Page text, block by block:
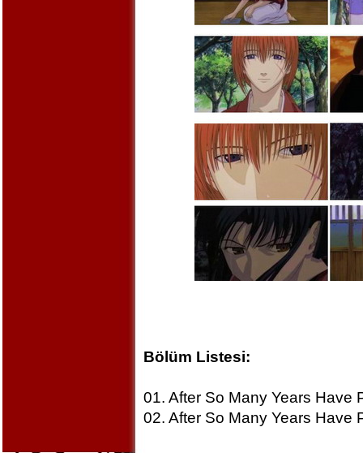
Bölüm Listesi:
01. After So Many Years Have
02. After So Many Years Have